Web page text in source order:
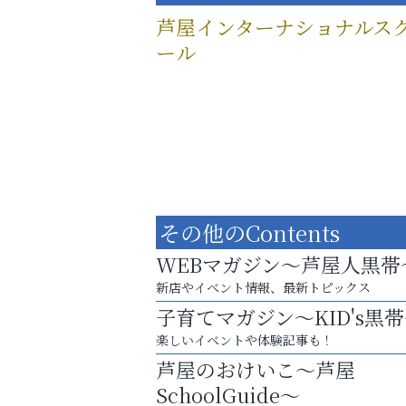
芦屋インターナショナルス
ール
英語で育つ、世界が広がる！
ラ・ミカ矯正歯科
その他のContents
WEBマガジン～芦屋人黒帯
新店やイベント情報、最新トピックス
子育てマガジン～KID's黒
楽しいイベントや体験記事も！
芦屋のおけいこ～芦屋
SchoolGuide～